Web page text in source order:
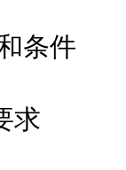
条件
求